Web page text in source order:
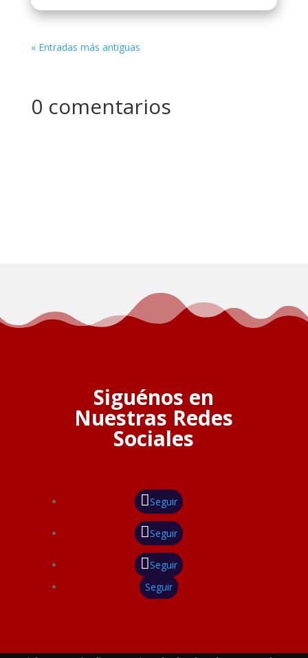
« Entradas más antiguas
0 comentarios
Siguénos en
Nuestras Redes
Sociales
Seguir
Seguir
Seguir
Seguir